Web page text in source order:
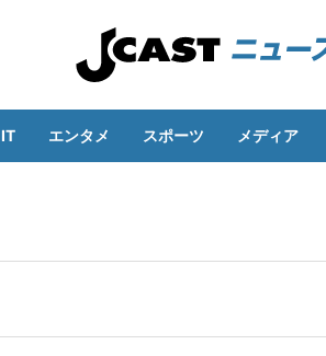
IT エンタメ スポーツ メディア